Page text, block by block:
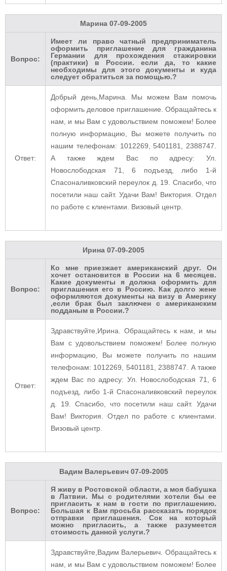
Марина 07-09-2005
Вопрос:
Имеет ли право чатный предприниматель
оформить приглашение для гражданина
Германии для прохождения стажировки
(практики) в России. если да, то какие
необходимы для этого документы и куда
следует обратиться за помощью.?
Ответ:
Добрый день,Марина. Мы можем Вам помочь
оформить деловое приглашение. Обращайтесь к
нам, и мы Вам с удовольствием поможем! Более
полную информацию, Вы можете получить по
нашим телефонам: 1012269, 5401181, 2388747.
А также ждем Вас по адресу: Ул.
Новослободская 71, 6 подъезд, либо 1-й
Спасоналивковский переулок д. 19. Спасибо, что
посетили наш сайт. Удачи Вам! Виктория. Отдел
по работе с клиентами. Визовый центр.
Ирина 07-09-2005
Вопрос:
Ко мне приезжает американский друг. Он
хочет остановится в России на 6 месяцев.
Какие документы я должна оформить для
приглашения его в Россию. Как долго жене
оформляются документы на визу в Америку
,если брак был заключен с американским
подданым в России.?
Ответ:
Здравствуйте,Ирина. Обращайтесь к нам, и мы
Вам с удовольствием поможем! Более полную
информацию, Вы можете получить по нашим
телефонам: 1012269, 5401181, 2388747. А также
ждем Вас по адресу: Ул. Новослободская 71, 6
подъезд, либо 1-й Спасоналивковский переулок
д. 19. Спасибо, что посетили наш сайт. Удачи
Вам! Виктория. Отдел по работе с клиентами.
Визовый центр.
Вадим Валерьевич 07-09-2005
Вопрос:
Я живу в Ростовской области, а моя бабушка
в Латвии. Мы с родителями хотели бы ее
пригласить к нам в гости по приглашению.
Большая к Вам просьба рассказать порядок
отправки приглашения. Сок на который
можно пригласить, а также разумеется
стоимость данной услуги.?
Здравствуйте,Вадим Валерьевич. Обращайтесь к
нам, и мы Вам с удовольствием поможем! Более